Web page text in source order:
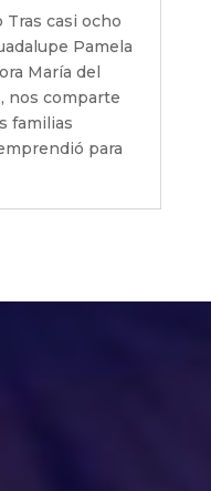
Tras casi ocho
Pamela
María del
nos comparte
familias
para